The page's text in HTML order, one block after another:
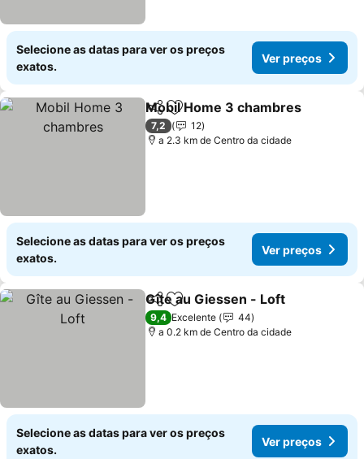
Selecione as datas para ver os preços
exatos.
Ver preços
PartilharAdicionar aos favoritos
Mobil Home 3 chambres
7,2
12
a 2.3 km de Centro da cidade
Selecione as datas para ver os preços
exatos.
Ver preços
PartilharAdicionar aos favoritos
Gîte au Giessen - Loft
9,4 Excelente
44
a 0.2 km de Centro da cidade
Selecione as datas para ver os preços
exatos.
Ver preços